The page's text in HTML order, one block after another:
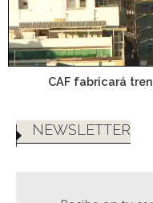
CAF fabricará
NEWSLETTER